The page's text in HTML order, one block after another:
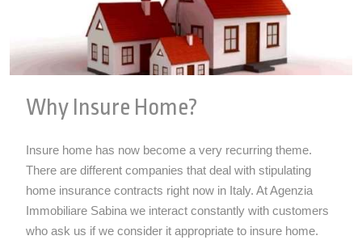
Why Insure Home?
Insure home has now become a very recurring theme.
There are different companies that deal with stipulating
home insurance contracts right now in Italy. At Agenzia
Immobiliare Sabina we interact constantly with customers
who ask us if we consider it appropriate to insure home.